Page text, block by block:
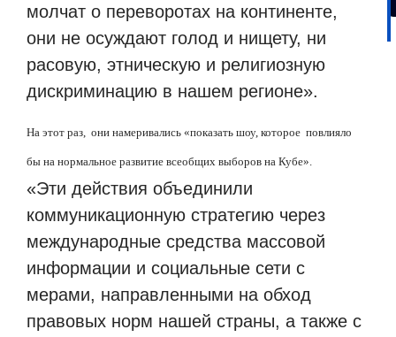
молчат о переворотах на континенте,
они не осуждают голод и нищету, ни
расовую, этническую и религиозную
дискриминацию в нашем регионе».
На этот раз, они намеривались «показать шоу, которое повлияло
бы на нормальное развитие всеобщих выборов на Кубе».
«Эти действия объединили
коммуникационную стратегию через
международные средства массовой
информации и социальные сети с
мерами, направленными на обход
правовых норм нашей страны, а также с